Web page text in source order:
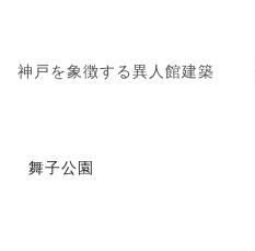
神戸を象徴する異人館建築
舞子公園